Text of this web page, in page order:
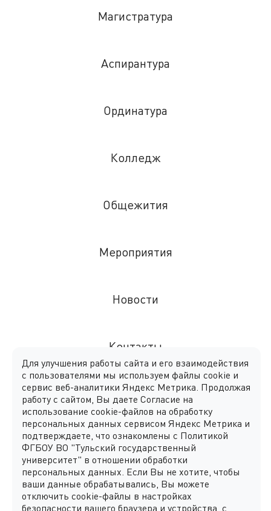
Магистратура
Аспирантура
Ординатура
Колледж
Общежития
Мероприятия
Новости
Контакты
Вопрос-ответ
Подготовка к поступлению
Иностранным абитуриентам
Для улучшения работы сайта и его взаимодействия
с пользователями мы используем файлы cookie и
сервис веб-аналитики Яндекс Метрика. Продолжая
работу с сайтом, Вы даете Согласие на
использование cookie-файлов на обработку
персональных данных сервисом Яндекс Метрика и
подтверждаете, что ознакомлены с Политикой
ФГБОУ ВО "Тульский государственный
университет" в отношении обработки
персональных данных. Если Вы не хотите, чтобы
ваши данные обрабатывались, Вы можете
отключить cookie-файлы в настройках
безопасности вашего браузера и устройства, с